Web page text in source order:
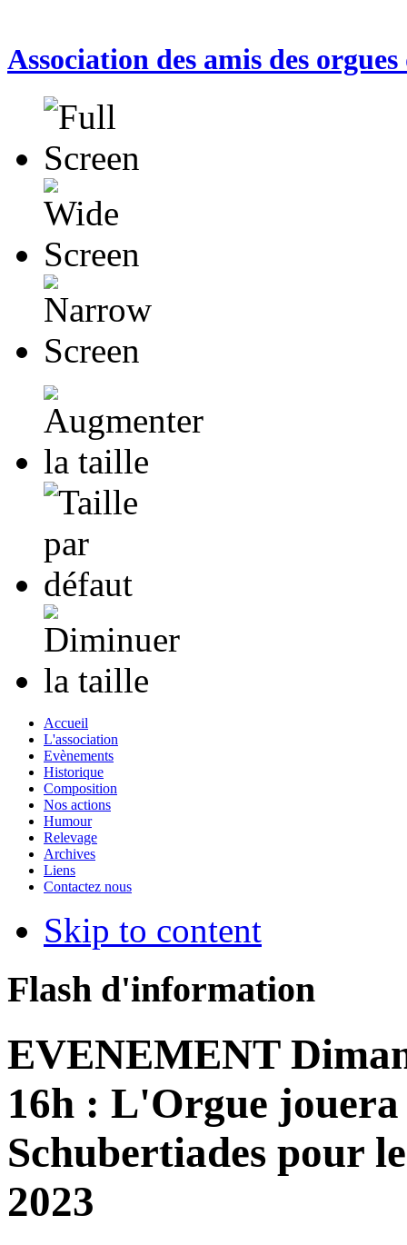
Association des amis des
Accueil
L'association
Evènements
Historique
Composition
Nos actions
Humour
Relevage
Archives
Liens
Contactez nous
Skip to content
Flash d'information
EVENEMENT
16h : L'Orgue jouera
Schubertiades pour
2023